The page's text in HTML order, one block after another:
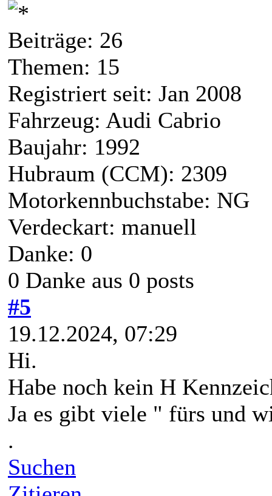
Beiträge: 26
Themen: 15
Registriert seit: Jan 2008
Fahrzeug: Audi Cabrio
Baujahr: 1992
Hubraum (CCM): 2309
Motorkennbuchstabe: NG
Verdeckart: manuell
Danke: 0
0 Danke aus 0 posts
#5
19.12.2024, 07:29
Hi.
Habe noch kein H
Ja es gibt viele " fürs und
.
Suchen